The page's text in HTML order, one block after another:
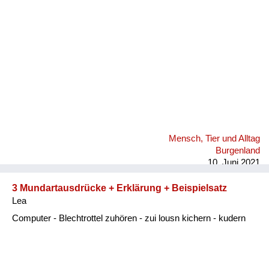
Mensch, Tier und Alltag
Burgenland
10. Juni 2021
3 Mundartausdrücke + Erklärung + Beispielsatz
Lea
Computer - Blechtrottel zuhören - zui lousn kichern - kudern